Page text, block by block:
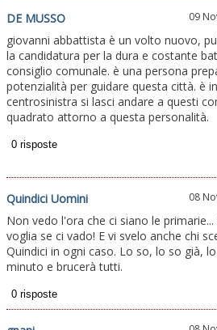
DE MUSSO 09
giovanni abbattista è un volto nuovo,
la candidatura per la dura e costante
consiglio comunale. è una persona
potenzialità per guidare questa città. è
centrosinistra si lasci andare a questi
quadrato attorno a questa personalità.
Quindici Uomini 08
Non vedo l'ora che ci siano le
voglia se ci vado! E vi svelo anche chi
Quindici in ogni caso. Lo so, lo so già,
minuto e brucerà tutti.